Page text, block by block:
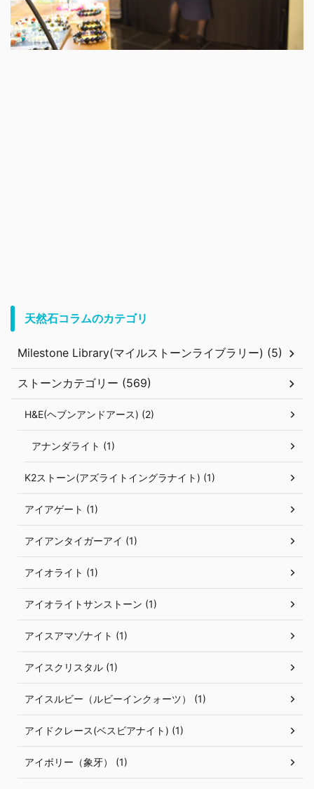
天然石コラムのカテゴリ
Milestone Library(マイルストーンライブラリー) (5)
ストーンカテゴリー (569)
H&E(ヘブンアンドアース) (2)
アナンダライト (1)
K2ストーン(アズライトイングラナイト) (1)
アイアゲート (1)
アイアンタイガーアイ (1)
アイオライト (1)
アイオライトサンストーン (1)
アイスアマゾナイト (1)
アイスクリスタル (1)
アイスルビー（ルビーインクォーツ） (1)
アイドクレース(ベスビアナイト) (1)
アイボリー（象牙） (1)